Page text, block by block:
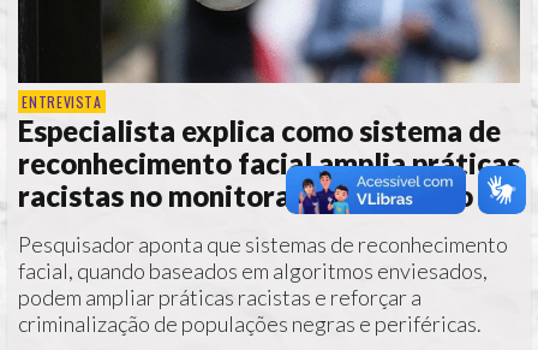
ENTREVISTA
Especialista explica como sistema de
reconhecimento facial amplia práticas
racistas no monitoramento urbano
Pesquisador aponta que sistemas de reconhecimento
facial, quando baseados em algoritmos enviesados,
podem ampliar práticas racistas e reforçar a
criminalização de populações negras e periféricas.